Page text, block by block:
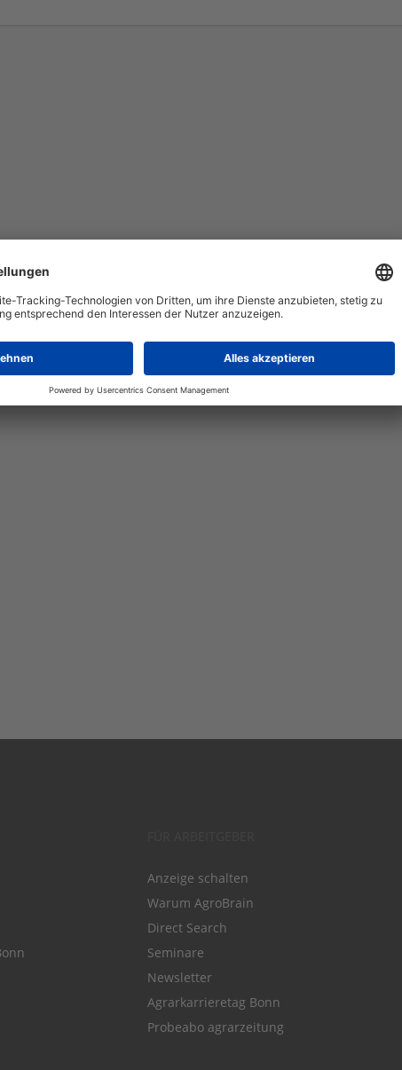
Anzeige schalten
Warum AgroBrain
Direct Search
Seminare
Newsletter
Agrarkarrieretag Bonn
Probeabo agrarzeitung